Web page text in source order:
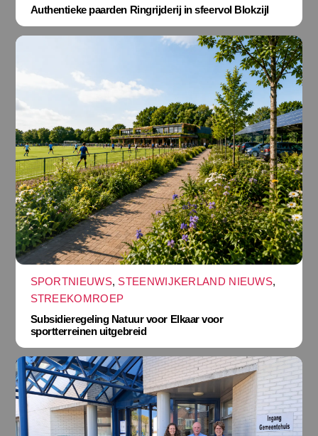
Authentieke paarden Ringrijderij in sfeervol Blokzijl
SPORTNIEUWS, STEENWIJKERLAND NIEUWS,
STREEKOMROEP
Subsidieregeling Natuur voor Elkaar voor
sportterreinen uitgebreid